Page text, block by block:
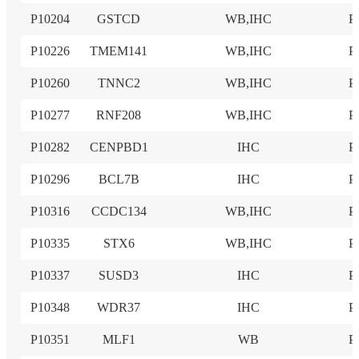
P10204 GSTCD WB,IHC
P10226 TMEM141 WB,IHC
P10260 TNNC2 WB,IHC
P10277 RNF208 WB,IHC
P10282 CENPBD1 IHC
P10296 BCL7B IHC
P10316 CCDC134 WB,IHC
P10335 STX6 WB,IHC
P10337 SUSD3 IHC
P10348 WDR37 IHC
P10351 MLF1 WB